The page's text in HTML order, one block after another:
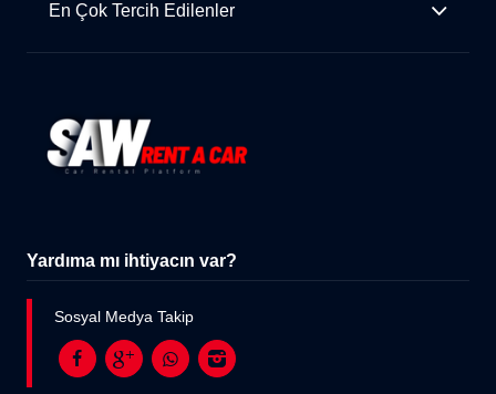
En Çok Tercih Edilenler
Yardıma mı ihtiyacın var?
Sosyal Medya Takip